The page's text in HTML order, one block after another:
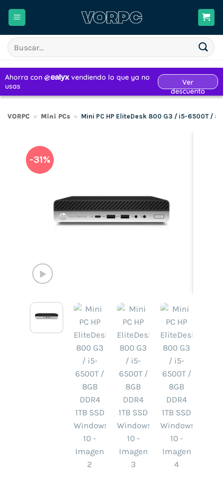
Buscar
por:
VORPC » Mini PCs » Mini PC HP EliteDesk 800 G3 / i5-6500T /
-31%